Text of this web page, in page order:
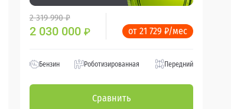
2 319 990 ₽
2 030 000 ₽ от 21 729 ₽/мес
Бензин Роботизированная Передний
Сравнить